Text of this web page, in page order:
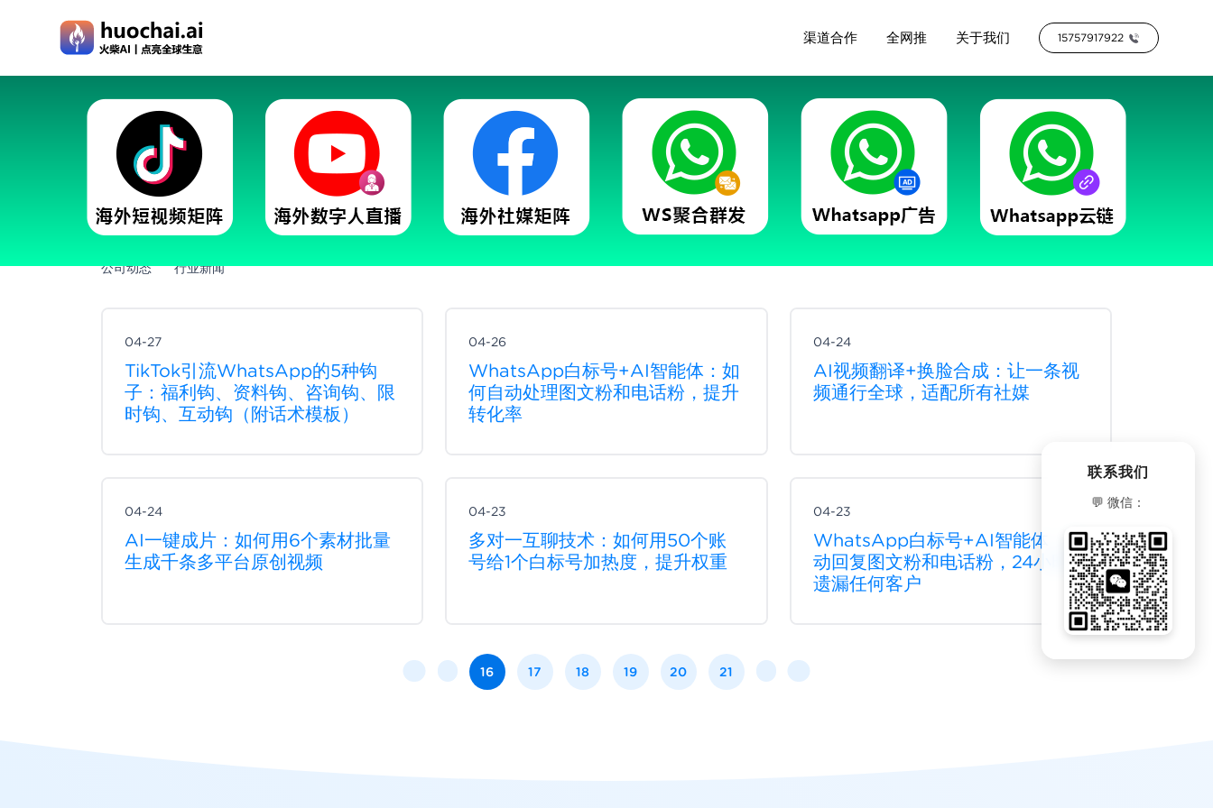
渠道合作 全网推 关于我们 15757917922
联系我们
💬 微信：
最新文章
公司动态 行业新闻
04-27
TikTok引流WhatsApp的5种钩
子：福利钩、资料钩、咨询钩、限
时钩、互动钩（附话术模板）
04-26
WhatsApp白标号+AI智能体：如
何自动处理图文粉和电话粉，提升
转化率
04-24
AI视频翻译+换脸合成：让一条视
频通行全球，适配所有社媒
04-24
AI一键成片：如何用6个素材批量
生成千条多平台原创视频
04-23
多对一互聊技术：如何用50个账
号给1个白标号加热度，提升权重
04-23
WhatsApp白标号+AI智能体：自
动回复图文粉和电话粉，24小时不
遗漏任何客户
16 17 18 19 20 21